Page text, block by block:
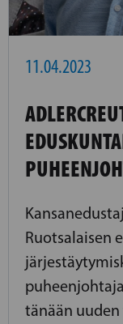
11.04.2023
Ruotsalaisen
tänään